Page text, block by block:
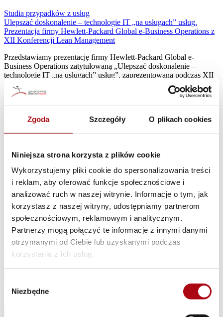
Zgoda Szczegóły O plikach cookies
Niniejsza strona korzysta z plików cookie
Wykorzystujemy pliki cookie do spersonalizowania treści
i reklam, aby oferować funkcje społecznościowe i
analizować ruch w naszej witrynie. Informacje o tym, jak
korzystasz z naszej witryny, udostępniamy partnerom
społecznościowym, reklamowym i analitycznym.
Partnerzy mogą połączyć te informacje z innymi danymi
otrzymanymi od Ciebie lub uzyskanymi podczas
korzystania z ich usług.
zgody
Niezbędne
Studia przypadków z usług
Ulepszać doskonalenie – technologie IT „na usługach” usług.
Prezentacja firmy Hewlett-Packard Global e-Business Operations z
XII Konferencji Lean Management
Przedstawiamy prezentację firmy Hewlett-Packard Global e-
Business Operations zatytułowaną „Ulepszać doskonalenie –
technologie IT „na usługach” usług”, zaprezentowaną podczas XII
Konferencji Lean Management, która odbyła się we Wrocławiu w
dniach 29-31 maja 2012.
2
4
6
7
Formularz kontaktowy
Masz dodatkowe pytania?
Skontaktuj się z nami!
Imię i nazwisko*
Firma*